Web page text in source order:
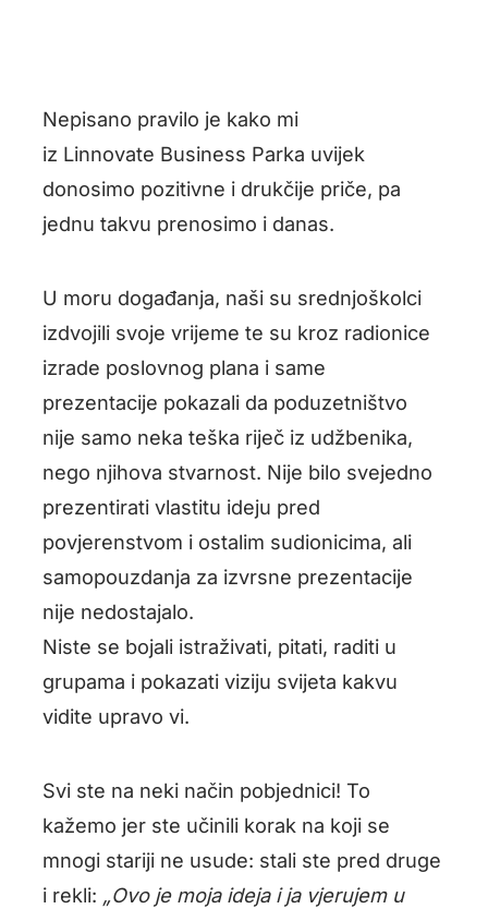
Nepisano pravilo je kako mi
iz Linnovate Business Parka uvijek
donosimo pozitivne i drukčije priče, pa
jednu takvu prenosimo i danas.
U moru događanja, naši su srednjoškolci
izdvojili svoje vrijeme te su kroz radionice
izrade poslovnog plana i same
prezentacije pokazali da poduzetništvo
nije samo neka teška riječ iz udžbenika,
nego njihova stvarnost. Nije bilo svejedno
prezentirati vlastitu ideju pred
povjerenstvom i ostalim sudionicima, ali
samopouzdanja za izvrsne prezentacije
nije nedostajalo.
Niste se bojali istraživati, pitati, raditi u
grupama i pokazati viziju svijeta kakvu
vidite upravo vi.
Svi ste na neki način pobjednici! To
kažemo jer ste učinili korak na koji se
mnogi stariji ne usude: stali ste pred druge
i rekli: „Ovo je moja ideja i ja vjerujem u